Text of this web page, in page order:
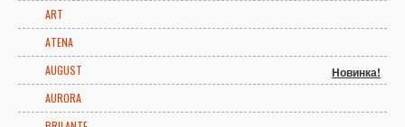
ART
ATENA
AUGUST
Новинка!
AURORA